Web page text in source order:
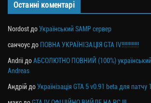
Останні коментарі
NordostдоУкраїнський SAMP сервер
санчоусдо ПОВНА УКРАЇНІЗАЦІЯ GTA IV!!!!!!!!!!!!
AndriiдоАБСОЛЮТНО ПОВНИЙ (100%) український
Andreas
Андрій доУкраїнізація GTA 5 v0.91 beta для патчу